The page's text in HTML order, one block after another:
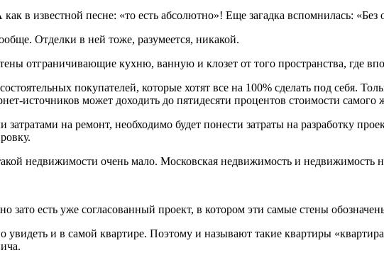
в известной песне: «то есть абсолютно»! Еще загадка вспомнилась: «Без
Отделки в ней тоже, разумеется, никакой.
отграничивающие кухню, ванную и клозет от того пространства, где
покупателей, которые хотят все на 100% сделать под себя.
источников может доходить до пятидесяти процентов стоимости самого
на ремонт, необходимо будет понести затраты на разработку
недвижимости очень мало. Московская недвижимость и недвижимость
зато есть уже согласованный проект, в котором эти самые стены
увидеть и в самой квартире. Поэтому и называют такие квартиры